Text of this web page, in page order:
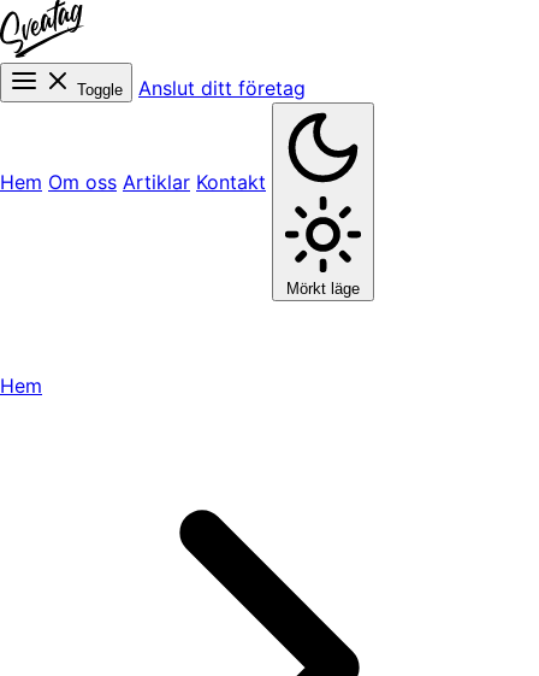
Toggle Anslut ditt företag
Hem Om oss Artiklar Kontakt
Mörkt läge
Hem